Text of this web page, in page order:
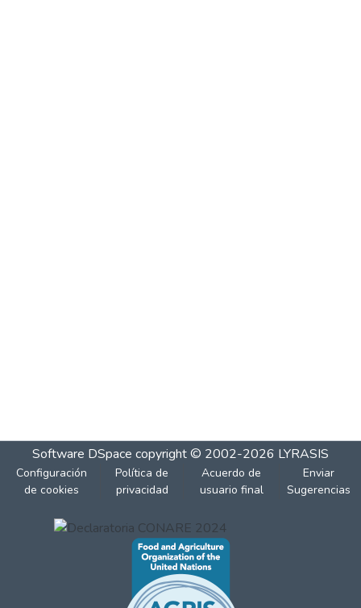
Software DSpace copyright © 2002-2026 LYRASIS
Configuración
de cookies
Política de
privacidad
Acuerdo de
usuario final
Enviar
Sugerencias